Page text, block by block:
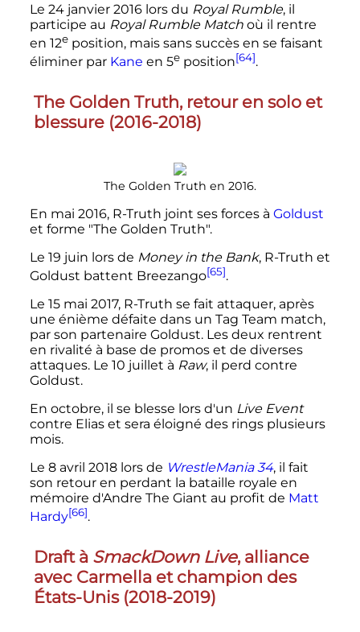
Le 24 janvier 2016lors du Royal Rumble, il
participe au Royal Rumble Matchoù il rentre
en 12e position, mais sans succès en se faisant
éliminer par Kane en 5e position[64].
The Golden Truth, retour en solo et
blessure (2016-2018)
The Golden Truth en 2016.
En mai 2016, R-Truth joint ses forces à Goldust
et forme "The Golden Truth".
Le 19 juin lors de Money in the Bank, R-Truth et
Goldust battent Breezango[65].
Le 15 mai 2017, R-Truth se fait attaquer, après
une énième défaite dans un Tag Team match,
par son partenaire Goldust. Les deux rentrent
en rivalité à base de promos et de diverses
attaques. Le 10 juillet à Raw, il perd contre
Goldust.
En octobre, il se blesse lors d'un Live Event
contre Elias et sera éloigné des rings plusieurs
mois.
Le 8 avril 2018lors de WrestleMania 34, il fait
son retour en perdant la bataille royale en
mémoire d'Andre The Giant au profit de Matt
Hardy[66].
Draft à SmackDown Live, alliance
avec Carmella et champion des
États-Unis (2018-2019)